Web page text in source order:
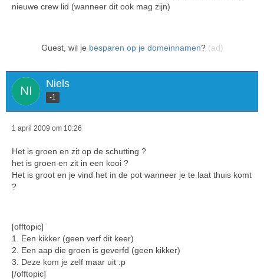
nieuwe crew lid (wanneer dit ook mag zijn)
Guest, wil je besparen op je domeinnamen? (ad)
Niels
-1
1 april 2009 om 10:26
Het is groen en zit op de schutting ?
het is groen en zit in een kooi ?
Het is groot en je vind het in de pot wanneer je te laat thuis komt
?
[offtopic]
1. Een kikker (geen verf dit keer)
2. Een aap die groen is geverfd (geen kikker)
3. Deze kom je zelf maar uit :p
[/offtopic]